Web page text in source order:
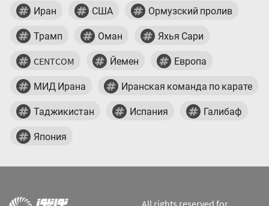
Иран
США Ормузский пролив
Трамп Оман Яхья Сари
CENTCOM Йемен Европа
МИД Ирана Иранская команда по карате
Таджикистан Испания Галибаф
Япония